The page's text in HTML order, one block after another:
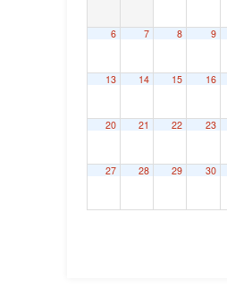
6 7 8 9
13 14 15 16
20 21 22 23
27 28 29 30